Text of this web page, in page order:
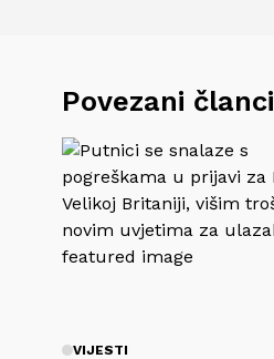
Povezani članci
VIJESTI